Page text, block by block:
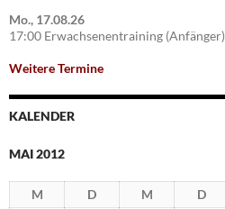
Mo., 17.08.26
17:00 Erwachsenentraining (Anfänger)
Weitere Termine
KALENDER
MAI 2012
M D M D